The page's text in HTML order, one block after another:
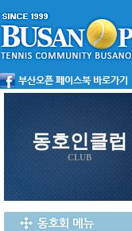
동호인클럽
CLUB